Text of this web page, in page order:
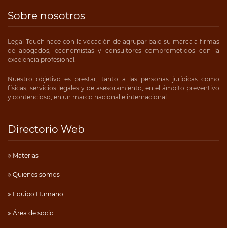
Sobre nosotros
Legal Touch nace con la vocación de agrupar bajo su marca a firmas
de abogados, economistas y consultores comprometidos con la
excelencia profesional.
Nuestro objetivo es prestar, tanto a las personas jurídicas como
físicas, servicios legales y de asesoramiento, en el ámbito preventivo
y contencioso, en un marco nacional e internacional.
Directorio Web
Materias
Quienes somos
Equipo Humano
Área de socio